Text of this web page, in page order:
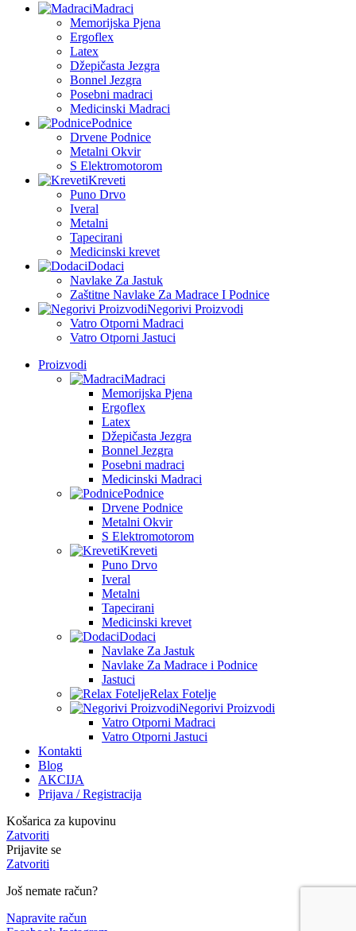
Madraci
Memorijska Pjena
Ergoflex
Latex
Džepičasta Jezgra
Bonnel Jezgra
Posebni madraci
Medicinski Madraci
Podnice
Drvene Podnice
Metalni Okvir
S Elektromotorom
Kreveti
Puno Drvo
Iveral
Metalni
Tapecirani
Medicinski krevet
Dodaci
Navlake Za Jastuk
Zaštitne Navlake Za Madrace I Podnice
Negorivi Proizvodi
Vatro Otporni Madraci
Vatro Otporni Jastuci
Proizvodi
Madraci
Memorijska Pjena
Ergoflex
Latex
Džepičasta Jezgra
Bonnel Jezgra
Posebni madraci
Medicinski Madraci
Podnice
Drvene Podnice
Metalni Okvir
S Elektromotorom
Kreveti
Puno Drvo
Iveral
Metalni
Tapecirani
Medicinski krevet
Dodaci
Navlake Za Jastuk
Navlake Za Madrace i Podnice
Jastuci
Relax Fotelje
Negorivi Proizvodi
Vatro Otporni Madraci
Vatro Otporni Jastuci
Kontakti
Blog
AKCIJA
Prijava / Registracija
Košarica za kupovinu
Zatvoriti
Prijavite se
Zatvoriti
Još nemate račun?
Napravite račun